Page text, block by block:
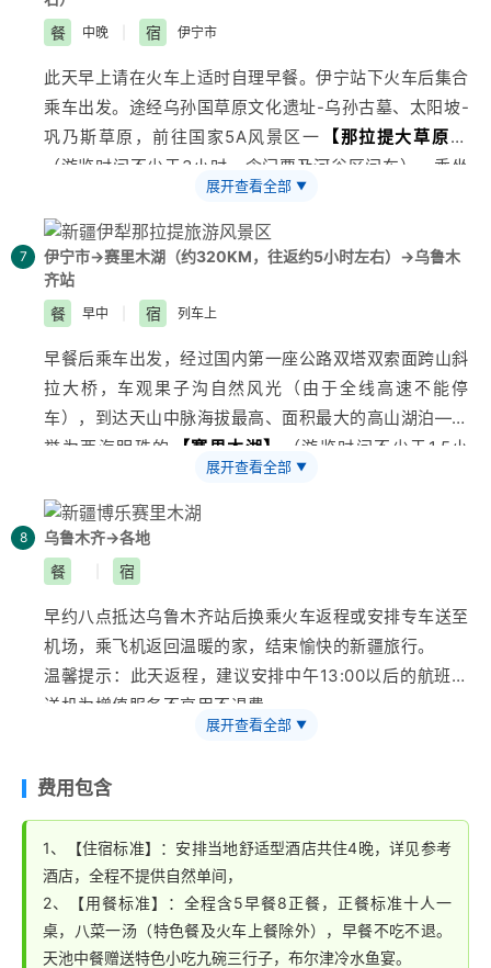
人，费用自理），体验少数民族风情。或乘越野车穿越原
始森林，抵达千湖之地
自理），一个藏得深既低调又没有想红之心的集观光、拍
摄、徒步、 旅游 、探秘于一体的绝佳秘境，放松身心，回
归真正田园生活的桃源之地。晚约20:00乘景区区间车返
回贾登峪入住酒店。
1、景区内娱乐项目众多(游船、家访、越野车等)，可根
据自身情况合理安排。请务必遵守导游规定的集合和用餐
时间。
2、在旅游旺季或者其他一些特殊情况下，为了保证行程
改用打包早餐的情况，敬请理解。
斯河
，被誉为天下第一滩，此处河岸色彩斑斓，娇艳妩
辉映，堪称摄影师的天堂。晚餐后抵北屯乘火车赴伊宁。
【温馨提示】
登观鱼台步行1068级台阶，需花费大量体
力，可根据自身体力量力而行。不登观鱼台的团友在景区
内自由活动，请注意导游通知的集合时间。
餐
中晚 宿 伊宁市
此天早上请在火车上适时自理早餐。伊宁站下火车后集合
乘车出发。途经乌孙国草原文化遗址-乌孙古墓、太阳坡-
巩乃斯草原，前往国家5A风景区一
【那拉提大草原】
（游览时间不少于3小时，含门票及河谷区间车），乘坐
区间车游览高山河谷草原风光。体验“天苍苍野茫茫，风
吹草低见牛羊”的塞外江南风光，欣赏峻岭、松林、草
原，感受哈萨克民族风情及其草原文化。游客可自行选择
适合自己的自由活动，可以乘坐观光车、骑马、双人自行
车、草地摩托车等方式感受草原的魅力，下午乘车返回伊
【温馨提示】 在
旺季或者其他一些特殊情况下，为
了保证行程游览不受影响，景区内娱乐项目众多(骑马或
观光车)，可根据自身情况合理安排时间，请务必遵守导
展开查看全部 ▼
7
伊宁市→赛里木湖（约320KM，往返约5小时左右）→乌鲁木
齐站
餐
早中 宿 列车上
早餐后乘车出发，经过国内第一座公路双塔双索面跨山斜
拉大桥，车观果子沟 自然风光（由于全线高速不能停
车），到达天山中脉海拔最高、面积最大的高山湖泊—被
誉为西海明珠的
【赛里木湖】
（游览时间不少于1.5小
时，含门票70元/人及区间车75元/人）。赛里木湖群山
环绕，水天相映，春季野花遍地，夏季绿草如茵，牧马奔
驰，牛羊如云，湖水被青山环抱，山脚松柏参天，山腰云
山雾罩，天月共色，似一副充满雄旷清澈的诗意画卷。秋
映，湖面镶在冰山雪原中，一方寂静北国的林海雪原。游
览结束后赴中国西部最大的陆路口岸【霍尔果斯口岸
（游览时间不少于45分钟，门票30元/人，赠送项目），
感受中哈贸易的繁华景象。后前往霍城县参观
送项目）。返伊宁途中可根据时间选择参观国家AAAA级
历史文化景区—
，就看惠远”看西域首府历史遗存，
国家统一的见证。或北疆唯一一个以维吾尔族为主的多民
族混合居住的大型原生态人文景区
【喀赞其民俗
区】
（费用自理，游览时间约90分钟），这里是新疆民
族风情的真实写照，涵盖了厚重的维吾尔族文化和独特的
展开查看全部 ▼
8
乌鲁木齐→各地
餐
宿
早约八点抵达乌鲁木齐站后换乘火车返程或安排专车送至
机场，乘飞机返回温暖的家，结束愉快的新疆旅行。
温馨提示：此天返程，建议安排中午13:00以后的航班，
送机为增值服务不享用不退费。
展开查看全部 ▼
费用包含
1、【住宿标准】：安排当地舒适型酒店共住4晚，详见参考
酒店，全程不提供自然单间，
2、【用餐标准】：全程含5早餐8正餐，正餐标准十人一
桌，八菜一汤（特色餐及火车上餐除外），早餐不吃不退。
天池中餐赠送特色小吃九碗三行子，布尔津冷水鱼宴。